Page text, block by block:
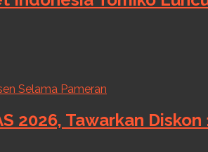
2026, Tawarkan Diskon